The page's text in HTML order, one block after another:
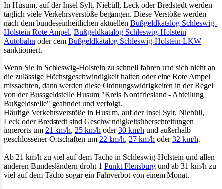
In Husum, auf der Insel Sylt, Niebüll, Leck oder Bredstedt werden
täglich viele Verkehrsverstöße begangen. Diese Verstöße werden
nach dem bundeseinheitlichen aktuellen Bußgeldkatalog Schleswig-
Holstein Rote Ampel, Bußgeldkatalog Schleswig-Holstein
Autobahn oder dem Bußgeldkatalog Schleswig-Holstein LKW
sanktioniert.
Wenn Sie in Schleswig-Holstein zu schnell fahren und sich nicht an
die zulässige Höchstgeschwindigkeit halten oder eine Rote Ampel
missachten, dann werden diese Ordnungswidrigkeiten in der Regel
von der Bussgeldstelle Husum "Kreis Nordfriesland - Abteilung
Bußgeldstelle" geahndet und verfolgt.
Häufige Verkehrsverstöße in Husum, auf der Insel Sylt, Niebüll,
Leck oder Bredstedt sind Geschwindigkeitsüberschreitungen
innerorts um 21 km/h, 25 km/h oder30 km/h und außerhalb
geschlossener Ortschaften um 22 km/h, 27 km/h oder32 km/h.
Ab 21 km/h zu viel auf dem Tacho in Schleswig-Holstein und allen
anderen Bundesländern droht 1 Punkt Flensburg und ab 31 km/h zu
viel auf dem Tacho sogar ein Fahrverbot von einem Monat.